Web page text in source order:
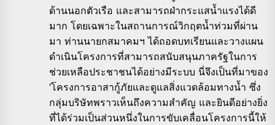
ด้านนอกตัวเรือ และสามารถฝ่ากระแสน้ำแรงได้ดี
มาก โดยเฉพาะในสถานการณ์วิกฤตน้ำท่วมที่ผ่าน
มา ท่านนายกสมาคมฯ ได้ถอดบทเรียนและวางแผน
ดำเนินโครงการที่สามารถสนับสนุนภาครัฐในการ
ช่วยเหลือประชาชนได้อย่างมีระบบ นี่จึงเป็นที่มาของ
‘โครงการอาสากู้ภัยและดูแลสิ่งแวดล้อมทางน้ำ ซึ่ง
กลุ่มบริษัทพราวเห็นถึงความสำคัญ และยินดีอย่างยิ่ง
ที่ได้ร่วมเป็นส่วนหนึ่งในการขับเคลื่อนโครงการนี้ให้